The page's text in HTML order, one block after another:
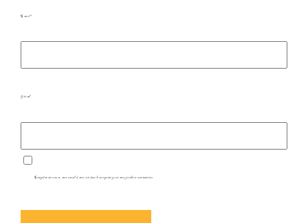
E-mail*
Site web
Enregistrer mon nom, mon e-mail et mon site dans le navigateur pour mon prochain commentaire.